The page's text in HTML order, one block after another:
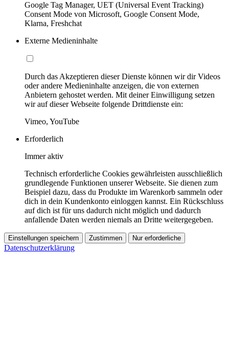
Google Tag Manager, UET (Universal Event Tracking)
Consent Mode von Microsoft, Google Consent Mode,
Klarna, Freshchat
Externe Medieninhalte
Durch das Akzeptieren dieser Dienste können wir dir Videos
oder andere Medieninhalte anzeigen, die von externen
Anbietern gehostet werden. Mit deiner Einwilligung setzen
wir auf dieser Webseite folgende Drittdienste ein:
Vimeo, YouTube
Erforderlich
Immer aktiv
Technisch erforderliche Cookies gewährleisten ausschließlich
grundlegende Funktionen unserer Webseite. Sie dienen zum
Beispiel dazu, dass du Produkte im Warenkorb sammeln oder
dich in dein Kundenkonto einloggen kannst. Ein Rückschluss
auf dich ist für uns dadurch nicht möglich und dadurch
anfallende Daten werden niemals an Dritte weitergegeben.
Einstellungen speichern Zustimmen Nur erforderliche
Datenschutzerklärung